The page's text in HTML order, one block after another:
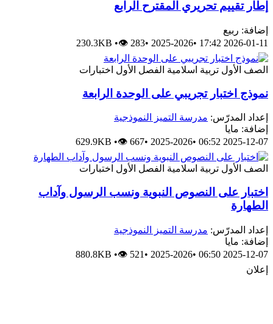
إطار تقييم تحريري المقترح الرابع
إضافة: ربيع
2026-01-11 17:42
•
2025-2026
•
230.3KB •👁 283
الصف الأول تربية اسلامية الفصل الأول اختبارات
نموذج اختبار تجريبي على الوحدة الرابعة
إعداد المدرّس: مدرسة التميز النموذجية
إضافة: مايا
2025-12-07 06:52
•
2025-2026
•
629.9KB •👁 667
الصف الأول تربية اسلامية الفصل الأول اختبارات
اختبار على النصوص النبوية ونسب الرسول وآداب
الطهارة
إعداد المدرّس: مدرسة التميز النموذجية
إضافة: مايا
2025-12-07 06:50
•
2025-2026
•
880.8KB •👁 521
إعلان